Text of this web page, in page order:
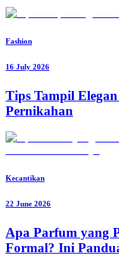
Fashion
16 July 2026
Tips Tampil
Pernikahan
Kecantikan
22 June 2026
Apa Parfum yang
Formal? Ini